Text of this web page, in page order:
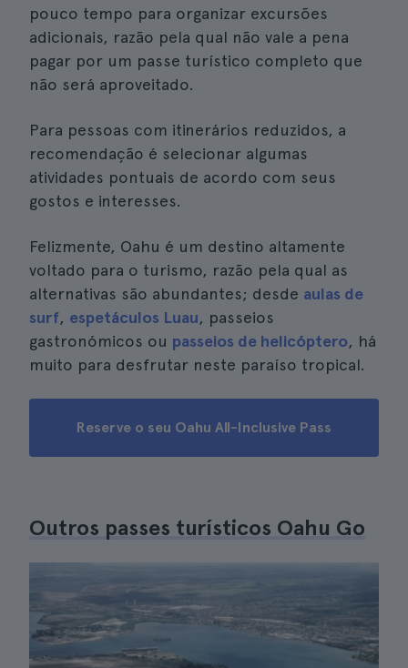
pouco tempo para organizar excursões
adicionais, razão pela qual não vale a pena
pagar por um passe turístico completo que
não será aproveitado.
Para pessoas com itinerários reduzidos, a
recomendação é selecionar algumas
atividades pontuais de acordo com seus
gostos e interesses.
Felizmente, Oahu é um destino altamente
voltado para o turismo, razão pela qual as
alternativas são abundantes; desde aulas de
surf, espetáculos Luau, passeios
gastronómicos ou passeios de helicóptero, há
muito para desfrutar neste paraíso tropical.
Reserve o seu Oahu All-Inclusive Pass
Outros passes turísticos Oahu Go